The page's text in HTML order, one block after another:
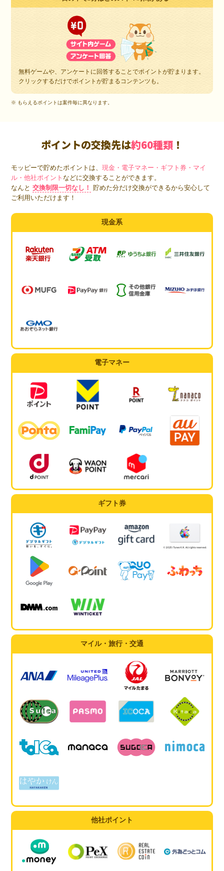
無料ゲームや、アンケートに回答することでポイントが貯まります。
クリックするだけでポイントが貯まるコンテンツも。
※ もらえるポイントは案件毎に異なります。
ポイントの交換先は約60種類 ！
モッピーで貯めたポイントは、現金・電子マネー・ギフト券・マイ
ル・他社ポイントなどに交換することができます。
なんと 交換制限一切なし！
貯めた分だけ交換ができるから安心して
ご利用いただけます！
現金系
電子マネー
ギフト券
マイル・旅行・交通
他社ポイント